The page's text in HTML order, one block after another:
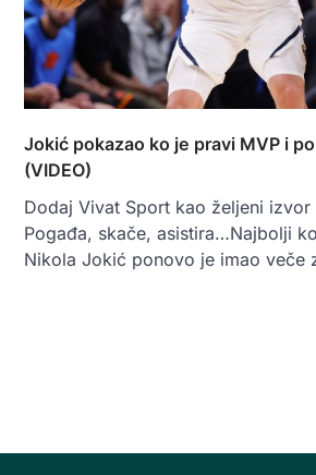
Jokić pokazao ko je pravi MVP i
(VIDEO)
Dodaj Vivat Sport kao željeni izvor
Pogađa, skače, asistira…Najbolji
Nikola Jokić ponovo je imao veče